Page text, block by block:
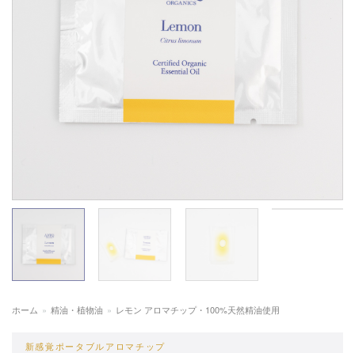
ホーム » 精油・植物油 » レモン アロマチップ・100%天然精油使用
新感覚ポータブルアロマチップ